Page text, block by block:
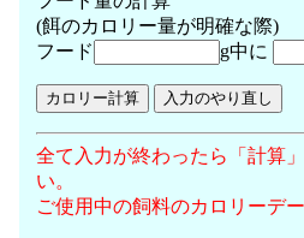
(餌のカロリー量が明確な際)
フード
g中に
全て入力が終わったら「計算
い。
ご使用中の飼料のカロリーデ